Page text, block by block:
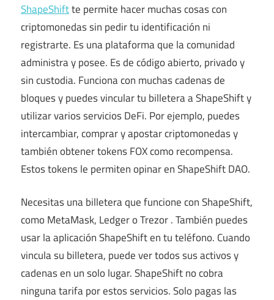
ShapeShiftte permite hacer muchas cosas con
criptomonedas sin pedir tu identificación ni
registrarte. Es una plataforma que la comunidad
administra y posee. Es de código abierto, privado y
sin custodia. Funciona con muchas cadenas de
bloques y puedes vincular tu billetera a ShapeShift y
utilizar varios servicios DeFi. Por ejemplo, puedes
intercambiar, comprar y apostar criptomonedas y
también obtener tokens FOX como recompensa.
Estos tokens le permiten opinar en ShapeShift DAO.
Necesitas una billetera que funcione con ShapeShift,
como MetaMask, Ledger o Trezor. También puedes
usar la aplicación ShapeShift en tu teléfono. Cuando
vincula su billetera, puede ver todos sus activos y
cadenas en un solo lugar. ShapeShift no cobra
ninguna tarifa por estos servicios. Solo pagas las